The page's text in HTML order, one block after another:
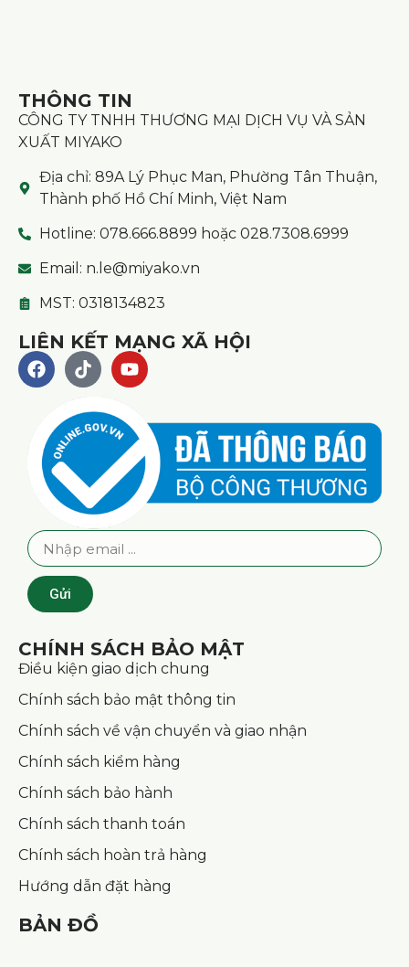
THÔNG TIN
CÔNG TY TNHH THƯƠNG MẠI DỊCH VỤ VÀ SẢN
XUẤT MIYAKO
Địa chỉ: 89A Lý Phục Man, Phường Tân Thuận,
Thành phố Hồ Chí Minh, Việt Nam
Hotline: 078.666.8899 hoặc 028.7308.6999
Email: n.le@miyako.vn
MST: 0318134823
LIÊN KẾT MẠNG XÃ HỘI
Gửi
CHÍNH SÁCH BẢO MẬT
Điều kiện giao dịch chung
Chính sách bảo mật thông tin
Chính sách về vận chuyển và giao nhận
Chính sách kiểm hàng
Chính sách bảo hành
Chính sách thanh toán
Chính sách hoàn trả hàng
Hướng dẫn đặt hàng
BẢN ĐỒ